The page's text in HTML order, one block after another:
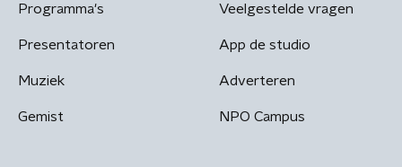
Programma's
Presentatoren
Muziek
Gemist
Veelgestelde vragen
App de studio
Adverteren
NPO Campus